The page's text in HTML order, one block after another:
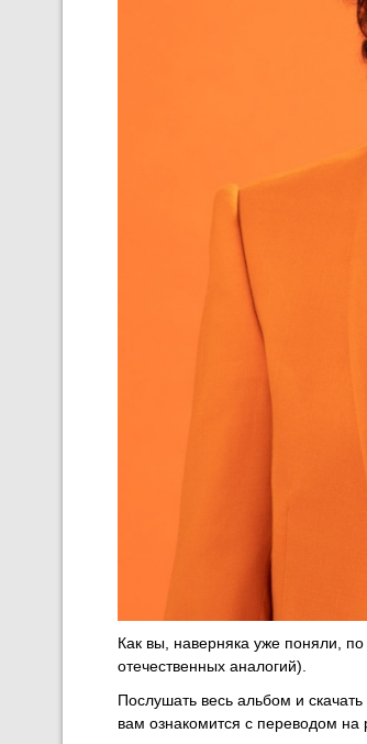
Как вы, наверняка уже поняли,
отечественных аналогий).
Послушать весь альбом и
вам ознакомится с переводом на